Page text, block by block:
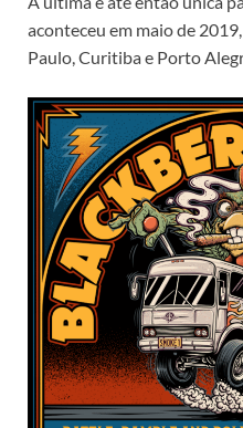
aconteceu em maio de
Paulo, Curitiba e Porto